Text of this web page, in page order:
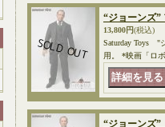
“ジョーンズ”
13,800円(税込)
Saturday Toys "
用。 *映画「ロ
“ジョーンズ